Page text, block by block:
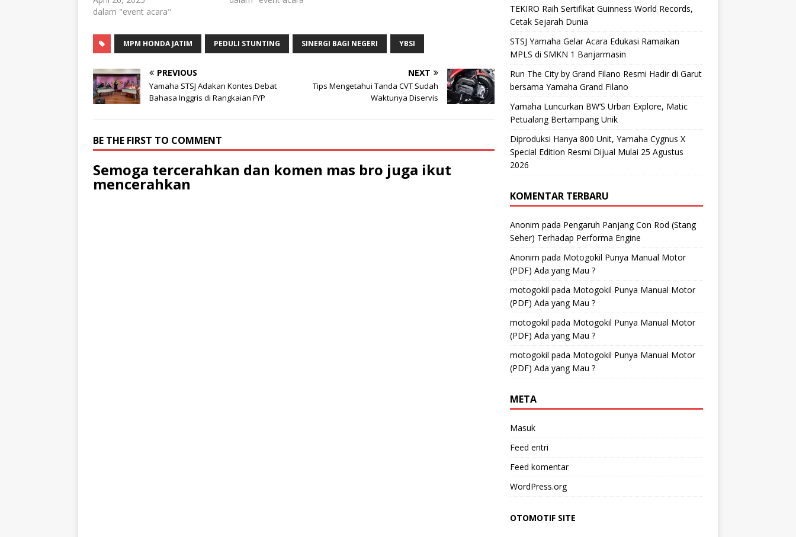
dalam "event acara"
100 anggota veteran dan janda
veteran di Surabaya.(19/11).
layanan kesehatan…
MPM HONDA JATIM PEDULI STUNTING SINERGI BAGI NEGERI YBSI
PREVIOUS
Yamaha STSJ Adakan Kontes Debat
Bahasa Inggris di Rangkaian FYP
NEXT
Tips Mengetahui Tanda CVT Sudah
Waktunya Diservis
BE THE FIRST TO COMMENT
Semoga tercerahkan dan komen mas bro juga ikut
mencerahkan
TEKIRO Raih Sertifikat Guinness World Records,
Cetak Sejarah Dunia
STSJ Yamaha Gelar Acara Edukasi Ramaikan
MPLS di SMKN 1 Banjarmasin
Run The City by Grand Filano Resmi Hadir di Garut
bersama Yamaha Grand Filano
Yamaha Luncurkan BW’S Urban Explore, Matic
Petualang Bertampang Unik
Diproduksi Hanya 800 Unit, Yamaha Cygnus X
Special Edition Resmi Dijual Mulai 25 Agustus
2026
KOMENTAR TERBARU
Anonim pada Pengaruh Panjang Con Rod (Stang
Seher) Terhadap Performa Engine
Anonim pada Motogokil Punya Manual Motor
(PDF) Ada yang Mau ?
motogokil pada Motogokil Punya Manual Motor
(PDF) Ada yang Mau ?
motogokil pada Motogokil Punya Manual Motor
(PDF) Ada yang Mau ?
motogokil pada Motogokil Punya Manual Motor
(PDF) Ada yang Mau ?
META
Masuk
Feed entri
Feed komentar
WordPress.org
OTOMOTIF SITE